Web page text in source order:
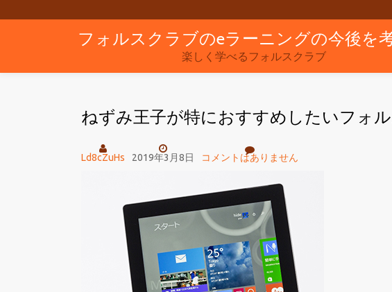
テ
フォルスクラブのeラーニングの今後を
楽しく学べるフォルスクラブ
ねずみ王子が特におすすめしたいフォ
Ld8cZuHs 2019年3月8日 コメントはありません